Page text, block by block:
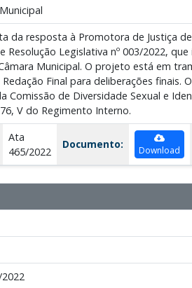
da resposta à Promotora de Justiça
Resolução Legislativa nº 003/2022,
Municipal. O projeto está em
Redação Final para deliberações finais.
Comissão de Diversidade Sexual e
V do Regimento Interno.
Ata
465/2022
Documento: Download